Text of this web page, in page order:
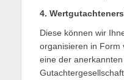
4.
Diese können wir
organisieren in Form
eine der